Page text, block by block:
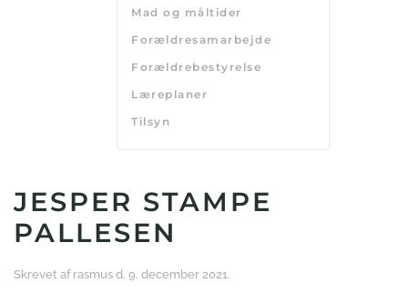
Mad og måltider
Forældresamarbejde
Forældrebestyrelse
Læreplaner
Tilsyn
JESPER STAMPE
PALLESEN
Skrevet af rasmus d. 9. december 2021.